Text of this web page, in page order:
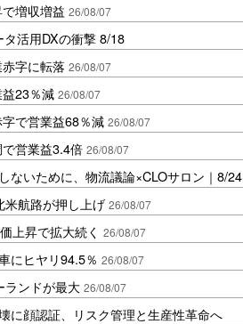
増収増益 26/08/07
活用DXの衝撃 8/18
字に転落 26/08/07
23％減 26/08/07
で営業益68％減 26/08/07
営業益3.4倍 26/08/07
ないために、物流議論×CLOサロン｜8/24
米航路が押し上げ 26/08/07
上昇で拡大続く 26/08/07
にヒヤリ94.5％ 26/08/07
ランドが最大 26/08/07
に顔認証、リスク管理と生産性革命へ